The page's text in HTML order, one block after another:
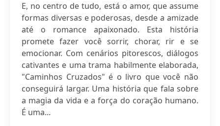
E, no centro de tudo, está o amor, que assume
formas diversas e poderosas, desde a amizade
até o romance apaixonado. Esta história
promete fazer você sorrir, chorar, rir e se
emocionar. Com cenários pitorescos, diálogos
cativantes e uma trama habilmente elaborada,
"Caminhos Cruzados" é o livro que você não
conseguirá largar. Uma história que fala sobre
a magia da vida e a força do coração humano.
É uma...